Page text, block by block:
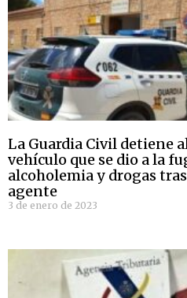
La Guardia Civil detiene
vehículo que se dio a la
alcoholemia y drogas
agente
3 de enero de 2023